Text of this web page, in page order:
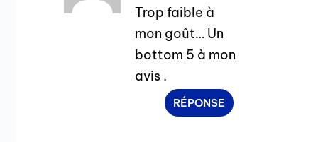
Trop faible à
mon goût… Un
bottom 5 à mon
avis .
RÉPONSE